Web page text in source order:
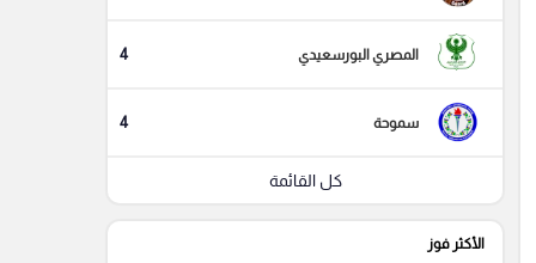
المصري البورسعيدي 4
سموحة 4
كل القائمة
الأكثر فوز